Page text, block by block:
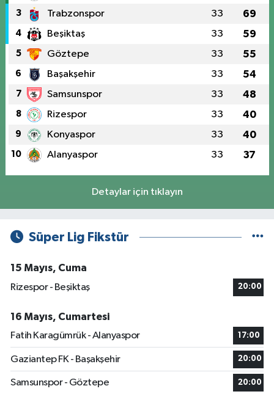
3 Trabzonspor 33 69
4 Beşiktaş 33 59
5 Göztepe 33 55
6 Başakşehir 33 54
7 Samsunspor 33 48
8 Rizespor 33 40
9 Konyaspor 33 40
10 Alanyaspor 33 37
Detaylar için tıklayın
Süper Lig Fikstür
15 Mayıs, Cuma
Rizespor - Beşiktaş
20:00
16 Mayıs, Cumartesi
Fatih Karagümrük - Alanyaspor
17:00
Gaziantep FK - Başakşehir 20:00
Samsunspor - Göztepe 20:00